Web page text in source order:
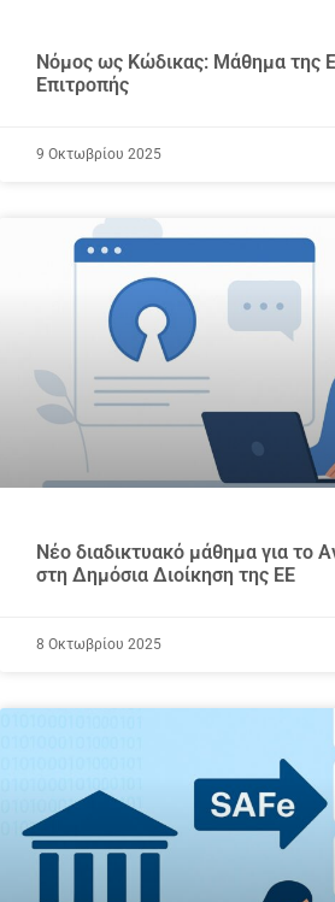
Νόμος ως Κώδικας: Μάθημα της
Επιτροπής
9 Οκτωβρίου 2025
Νέο διαδικτυακό μάθημα για το
στη Δημόσια Διοίκηση της ΕΕ
8 Οκτωβρίου 2025